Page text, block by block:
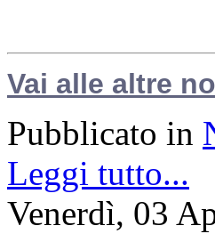
Vai alle altre
Pubblicato in
Leggi tutto...
Venerdì, 03